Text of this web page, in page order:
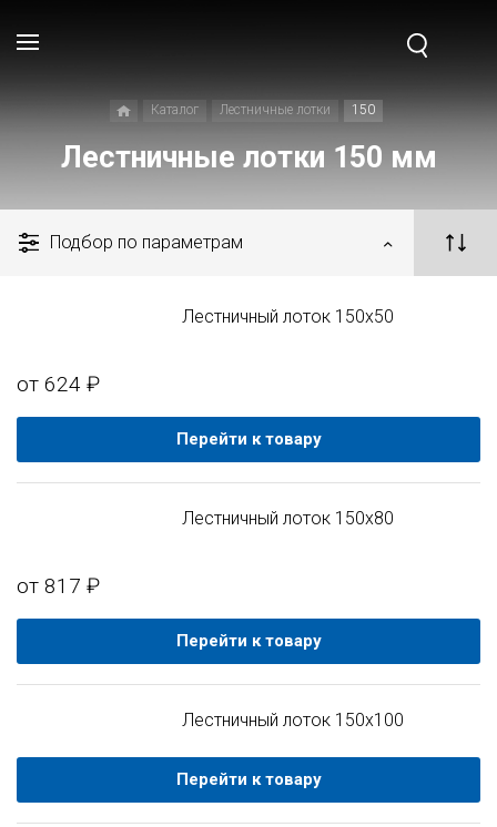
Каталог Лестничные лотки 150
Лестничные лотки 150 мм
Подбор по параметрам
Лестничный лоток 150x50
от 624 ₽
Перейти к товару
Лестничный лоток 150x80
от 817 ₽
Перейти к товару
Лестничный лоток 150x100
Перейти к товару